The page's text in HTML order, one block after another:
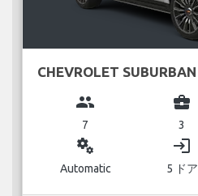
CHEVROLET SUBURBAN
group
7
business_center
3
miscellaneous_services
Automatic
login
5 ドア